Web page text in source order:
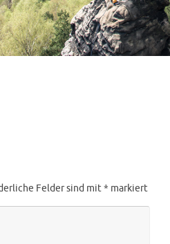
Felder sind mit* markiert